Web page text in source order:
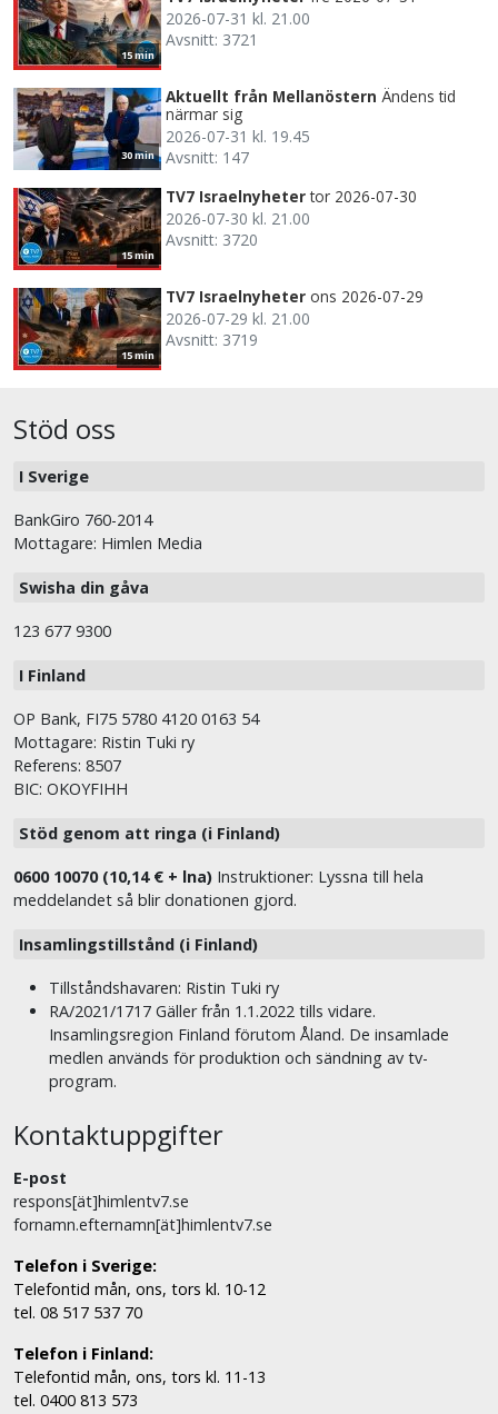
15 min
2026-07-31 kl. 21.00
Avsnitt: 3721
30 min
Aktuellt från Mellanöstern Ändens tid
närmar sig
2026-07-31 kl. 19.45
Avsnitt: 147
15 min
TV7 Israelnyheter tor 2026-07-30
2026-07-30 kl. 21.00
Avsnitt: 3720
15 min
TV7 Israelnyheter ons 2026-07-29
2026-07-29 kl. 21.00
Avsnitt: 3719
Stöd oss
I Sverige
BankGiro 760-2014
Mottagare: Himlen Media
Swisha din gåva
123 677 9300
I Finland
OP Bank, FI75 5780 4120 0163 54
Mottagare: Ristin Tuki ry
Referens: 8507
BIC: OKOYFIHH
Stöd genom att ringa (i Finland)
0600 10070 (10,14 € + lna) Instruktioner: Lyssna till hela
meddelandet så blir donationen gjord.
Insamlingstillstånd (i Finland)
Tillståndshavaren: Ristin Tuki ry
RA/2021/1717 Gäller från 1.1.2022 tills vidare.
Insamlingsregion Finland förutom Åland. De insamlade
medlen används för produktion och sändning av tv-
program.
Kontaktuppgifter
E-post
respons[ät]himlentv7.se
fornamn.efternamn[ät]himlentv7.se
Telefon i Sverige:
Telefontid mån, ons, tors kl. 10-12
tel. 08 517 537 70
Telefon i Finland:
Telefontid mån, ons, tors kl. 11-13
tel. 0400 813 573